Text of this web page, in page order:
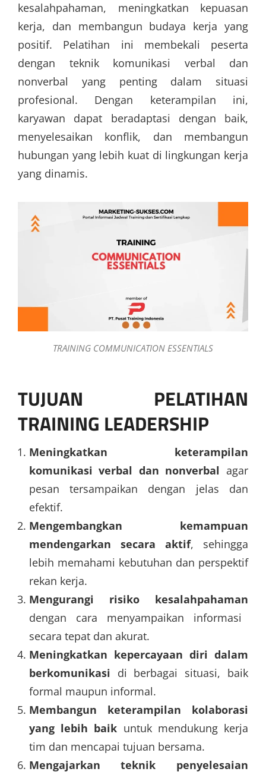
kesalahpahaman, meningkatkan kepuasan
kerja, dan membangun budaya kerja yang
positif. Pelatihan ini membekali peserta
dengan teknik komunikasi verbal dan
nonverbal yang penting dalam situasi
profesional. Dengan keterampilan ini,
karyawan dapat beradaptasi dengan baik,
menyelesaikan konflik, dan membangun
hubungan yang lebih kuat di lingkungan kerja
yang dinamis.
TRAINING COMMUNICATION ESSENTIALS
TUJUAN PELATIHAN
TRAINING LEADERSHIP
Meningkatkan keterampilan
komunikasi verbal dan nonverbal agar
pesan tersampaikan dengan jelas dan
efektif.
Mengembangkan kemampuan
mendengarkan secara aktif, sehingga
lebih memahami kebutuhan dan perspektif
rekan kerja.
Mengurangi risiko kesalahpahaman
dengan cara menyampaikan informasi
secara tepat dan akurat.
Meningkatkan kepercayaan diri dalam
berkomunikasi di berbagai situasi, baik
formal maupun informal.
Membangun keterampilan kolaborasi
yang lebih baik untuk mendukung kerja
tim dan mencapai tujuan bersama.
Mengajarkan teknik penyelesaian